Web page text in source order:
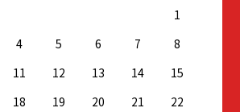
1
4 5 6 7
8
11 12 13 14
15
18 19 20 21
22